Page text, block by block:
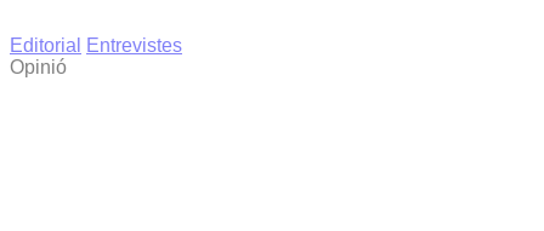
Editorial
Entrevistes
Opinió